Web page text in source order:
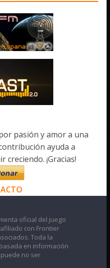
pasión y amor a una
ayuda a
¡Gracias!
oficial del juego
con Frontier
Toda la
en información
no ser